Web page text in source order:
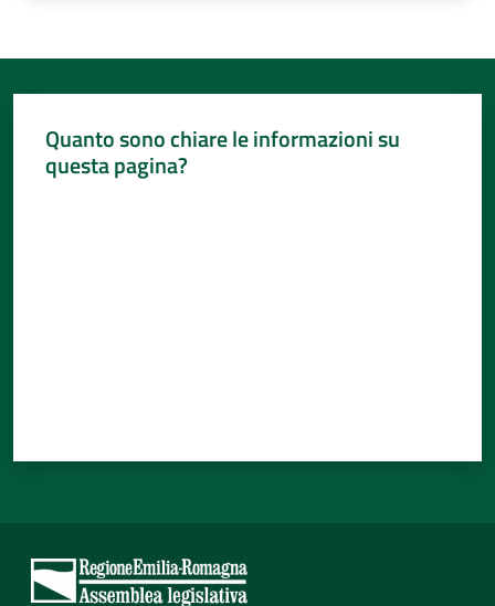
Quanto sono chiare le informazioni su
questa pagina?